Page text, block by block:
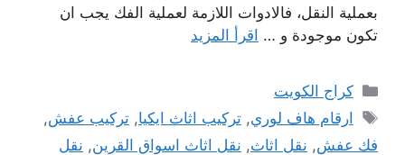
بعملية النقل، فالادوات اللازمة لعملية الفك يجب ان
تكون موجودة و … اقرأ المزيد
التصنيفات
كراج الكويت
الوسوم
ارقام هاف لوري,تركيب اثاث ايكيا,تركيب عفش,
فك عفش, نقل اثاث, نقل اثاث اسواق القرين, نقل